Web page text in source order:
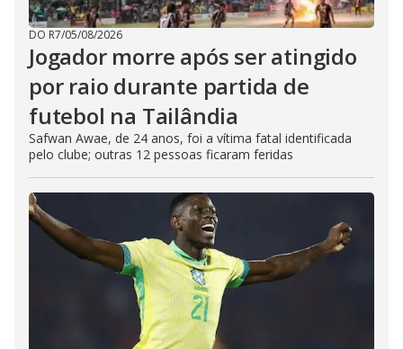
DO R7/05/08/2026
Jogador morre após ser atingido
por raio durante partida de
futebol na Tailândia
Safwan Awae, de 24 anos, foi a vítima fatal identificada
pelo clube; outras 12 pessoas ficaram feridas